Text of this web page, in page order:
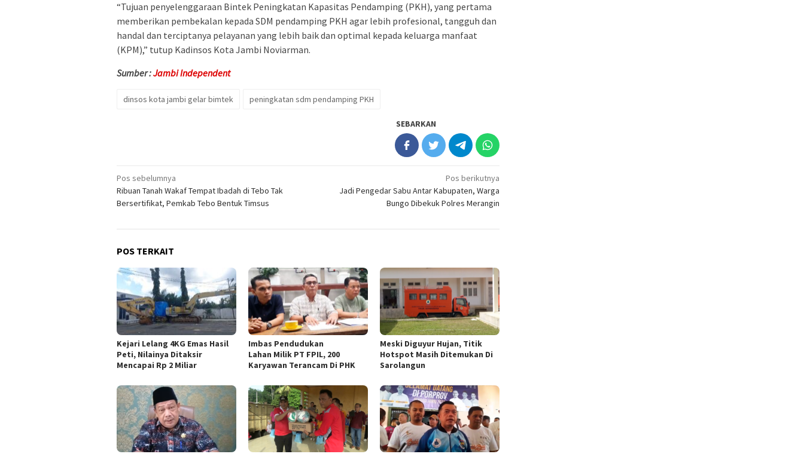
“Tujuan penyelenggaraan Bintek Peningkatan Kapasitas Pendamping (PKH), yang pertama
memberikan pembekalan kepada SDM pendamping PKH agar lebih profesional, tangguh dan
handal dan terciptanya pelayanan yang lebih baik dan optimal kepada keluarga manfaat
(KPM),” tutup Kadinsos Kota Jambi Noviarman.
Sumber :Jambi Independent
dinsos kota jambi gelar bimtek peningkatan sdm pendamping PKH
SEBARKAN
Navigasi
pos
Pos sebelumnya
Ribuan Tanah Wakaf Tempat Ibadah di Tebo Tak
Bersertifikat, Pemkab Tebo Bentuk Timsus
Pos berikutnya
Jadi Pengedar Sabu Antar Kabupaten, Warga
Bungo Dibekuk Polres Merangin
POS TERKAIT
Kejari Lelang 4KG Emas Hasil
Peti, Nilainya Ditaksir
Mencapai Rp 2 Miliar
Imbas Pendudukan
Lahan Milik PT FPIL, 200
Karyawan Terancam Di PHK
Meski Diguyur Hujan, Titik
Hotspot Masih Ditemukan Di
Sarolangun